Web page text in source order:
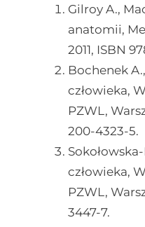
Gilroy A.,
anatomii,
2011, ISBN
Bochenek
człowieka,
PZWL,
200-4323-5.
człowieka,
PZWL,
3447-7.